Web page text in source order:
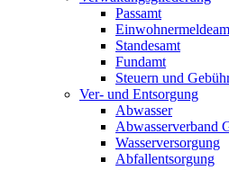
Passamt
Standesamt
Fundamt
Steuern und
Ver- und Entsorgung
Abwasser
Abwasserverband
Wasserversorgung
Abfallentsorgung